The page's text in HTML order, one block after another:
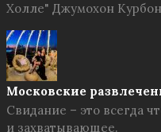
Холле" Джумохон
Московские
Свидание – это всегда
и захватывающее.